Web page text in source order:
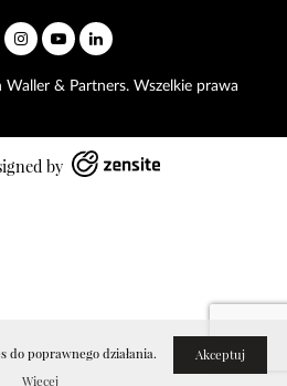
do poprawnego działania.
Akceptuj
Więcej
& Partners. Wszelkie prawa
by